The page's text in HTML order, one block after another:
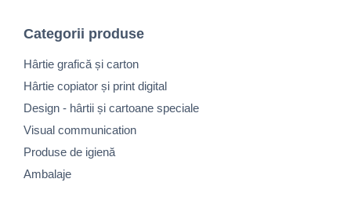
Categorii produse
Hârtie grafică și carton
Hârtie copiator și print digital
Design - hârtii și cartoane speciale
Visual communication
Produse de igienă
Ambalaje